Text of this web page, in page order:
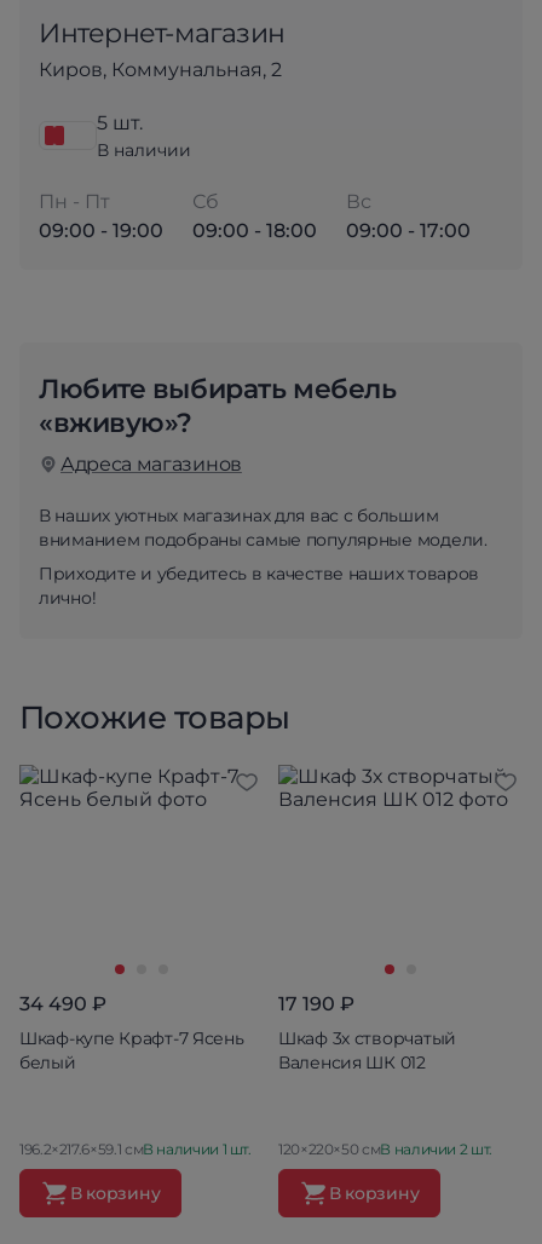
Интернет-магазин
Киров, Коммунальная, 2
5 шт.
В наличии
Пн - Пт
09:00 - 19:00
Сб
09:00 - 18:00
Вс
09:00 - 17:00
Любите выбирать мебель
«вживую»?
Адреса магазинов
В наших уютных магазинах для вас с большим
вниманием подобраны самые популярные модели.
Приходите и убедитесь в качестве наших товаров
лично!
Похожие товары
34 490 ₽
Шкаф-купе Крафт-7 Ясень
белый
196.2×217.6×59.1 смВ наличии 1 шт.
В корзину
17 190 ₽
Шкаф 3х створчатый
Валенсия ШК 012
120×220×50 смВ наличии 2 шт.
В корзину